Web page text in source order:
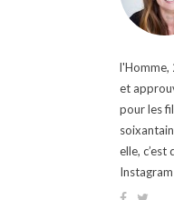
l'Homme,
et
pour les
elle,